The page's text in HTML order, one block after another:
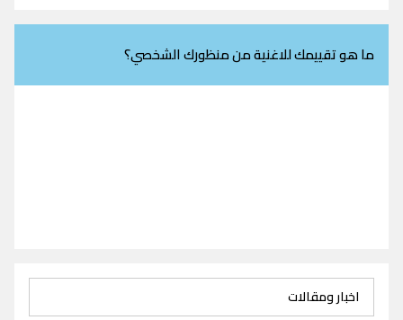
ما هو تقييمك للاغنية من منظورك الشخصي؟
اخبار ومقالات